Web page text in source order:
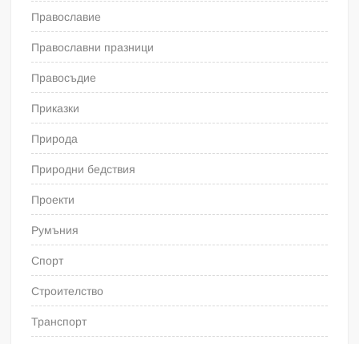
Православие
Православни празници
Правосъдие
Приказки
Природа
Природни бедствия
Проекти
Румъния
Спорт
Строителство
Транспорт